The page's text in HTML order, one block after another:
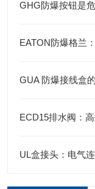
GHG防爆按钮是
EATON防爆格兰
ECD15排水阀：
UL盒接头：电气